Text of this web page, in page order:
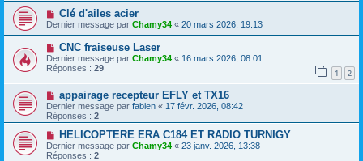
Clé d'ailes acier
Dernier message par Chamy34 « 20 mars 2026, 19:13
CNC fraiseuse Laser
Dernier message par Chamy34 « 16 mars 2026, 08:01
Réponses : 29 1 2
appairage recepteur EFLY et TX16
Dernier message par fabien « 17 févr. 2026, 08:42
Réponses : 2
HELICOPTERE ERA C184 ET RADIO TURNIGY
Dernier message par Chamy34 « 23 janv. 2026, 13:38
Réponses : 2